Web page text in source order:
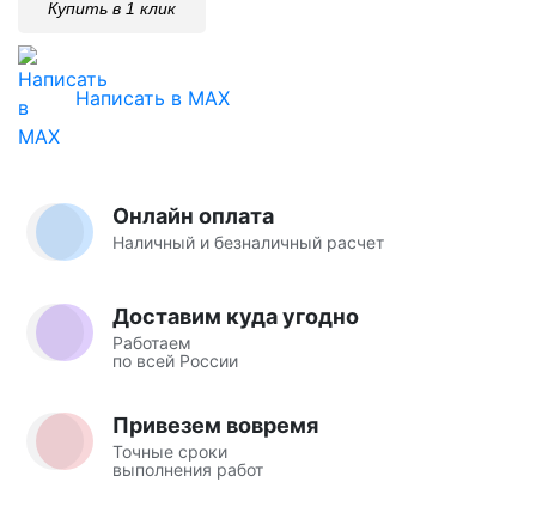
Купить в 1 клик
Написать в MAX
Онлайн оплата
Наличный и безналичный расчет
Доставим куда угодно
Работаем
по всей России
Привезем вовремя
Точные сроки
выполнения работ